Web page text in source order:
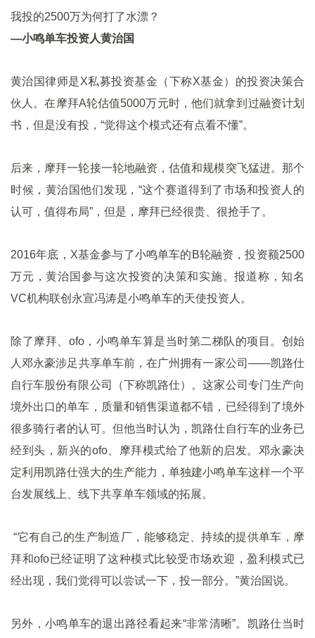
我投的2500万为何打了水漂？
—小鸣单车投资人黄治国
黄治国律师是X私募投资基金（下称X基金）的投资决策合
伙人。在摩拜A轮估值5000万元时，他们就拿到过融资计划
书，但是没有投，“觉得这个模式还有点看不懂”。
后来，摩拜一轮接一轮地融资，估值和规模突飞猛进。那个
时候，黄治国他们发现，“这个赛道得到了市场和投资人的
认可，值得布局”，但是，摩拜已经很贵、很抢手了。
2016年底，X基金参与了小鸣单车的B轮融资，投资额2500
万元，黄治国参与这次投资的决策和实施。报道称，知名
VC机构联创永宣冯涛是小鸣单车的天使投资人。
除了摩拜、ofo，小鸣单车算是当时第二梯队的项目。创始
人邓永豪涉足共享单车前，在广州拥有一家公司——凯路仕
自行车股份有限公司（下称凯路仕）。这家公司专门生产向
境外出口的单车，质量和销售渠道都不错，已经得到了境外
很多骑行者的认可。但他当时认为，凯路仕自行车的业务已
经到头，新兴的ofo、摩拜模式给了他新的启发。邓永豪决
定利用凯路仕强大的生产能力，单独建小鸣单车这样一个平
台发展线上、线下共享单车领域的拓展。
“它有自己的生产制造厂，能够稳定、持续的提供单车，摩
拜和ofo已经证明了这种模式比较受市场欢迎，盈利模式已
经出现，我们觉得可以尝试一下，投一部分。”黄治国说。
另外，小鸣单车的退出路径看起来“非常清晰”。凯路仕当时